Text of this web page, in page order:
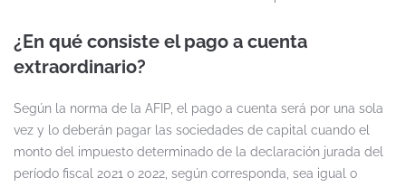
¿En qué consiste el pago a cuenta
extraordinario?
Según la norma de la AFIP, el pago a cuenta será por una sola
vez y lo deberán pagar las sociedades de capital cuando el
monto del impuesto determinado de la declaración jurada del
período fiscal 2021 o 2022, según corresponda, sea igual o